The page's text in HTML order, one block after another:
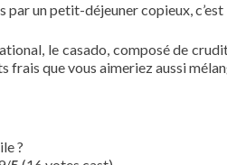
par un petit-déjeuner copieux,
le casado, composé de
frais que vous aimeriez aussi
?